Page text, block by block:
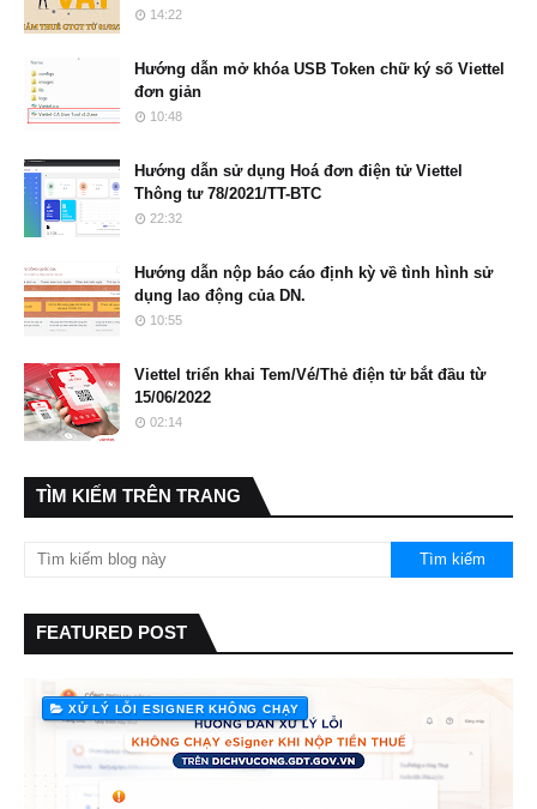
14:22
Hướng dẫn mở khóa USB Token chữ ký số Viettel
đơn giản
10:48
Hướng dẫn sử dụng Hoá đơn điện tử Viettel
Thông tư 78/2021/TT-BTC
22:32
Hướng dẫn nộp báo cáo định kỳ về tình hình sử
dụng lao động của DN.
10:55
Viettel triển khai Tem/Vé/Thẻ điện tử bắt đầu từ
15/06/2022
02:14
TÌM KIẾM TRÊN TRANG
FEATURED POST
XỬ LÝ LỖI ESIGNER KHÔNG CHẠY